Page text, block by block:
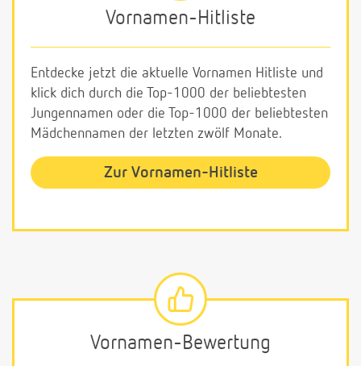
Vornamen-Hitliste
Entdecke jetzt die aktuelle Vornamen Hitliste und
klick dich durch die Top-1000 der beliebtesten
Jungennamen oder die Top-1000 der beliebtesten
Mädchennamen der letzten zwölf Monate.
Zur Vornamen-Hitliste
Vornamen-Bewertung